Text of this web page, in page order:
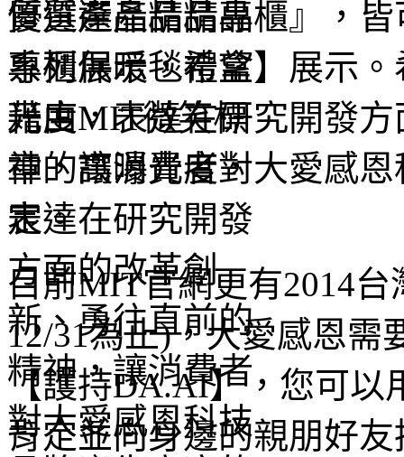
質選產品精品專櫃』，
系列保暖毯禮盒】展示
光度，表達在研究開發
神，讓消費者對大愛感
定。
目前MIT官網更有2014
12/31為止)，大愛感恩需
【護持DA.AI】，您可以
肯定並向身邊的親朋好